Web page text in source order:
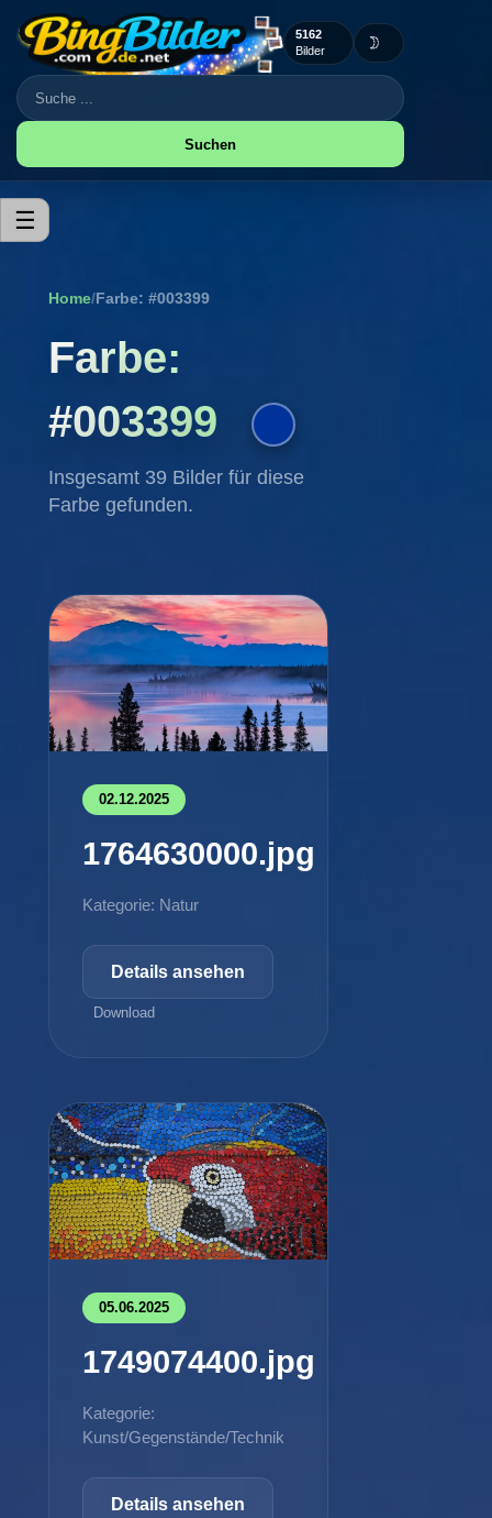
☰
5162
Bilder
🌙
Suchen
Home/Farbe: #003399
Farbe:
#003399
Insgesamt 39 Bilder für diese
Farbe gefunden.
02.12.2025
1764630000.jpg
Kategorie: Natur
Details ansehen
Download
05.06.2025
1749074400.jpg
Kategorie:
Kunst/Gegenstände/Technik
Details ansehen